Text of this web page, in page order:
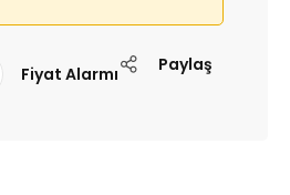
Fiyat Alarmı Paylaş